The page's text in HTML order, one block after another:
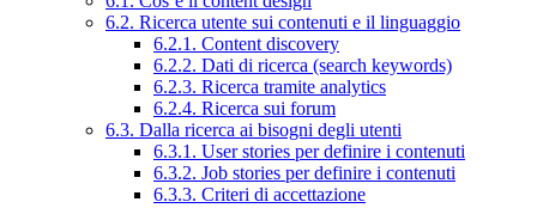
6.2. Ricerca utente sui contenuti e il linguaggio
6.2.1. Content discovery
6.2.2. Dati di ricerca (search keywords)
6.2.3. Ricerca tramite analytics
6.2.4. Ricerca sui forum
6.3. Dalla ricerca ai bisogni degli utenti
6.3.1. User stories per definire i contenuti
6.3.2. Job stories per definire i contenuti
6.3.3. Criteri di accettazione